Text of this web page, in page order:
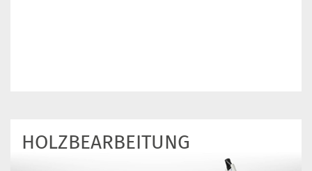
HOLZ­BEARBEITUNG